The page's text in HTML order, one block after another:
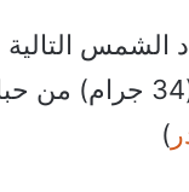
الشمس
الزراعة الأمريكية مقابل ربع كوب
)